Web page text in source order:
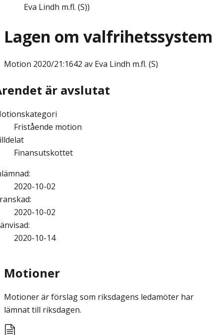
Eva Lindh m.fl. (S))
Lagen om valfrihetssystem
Motion 2020/21:1642 av Eva Lindh m.fl. (S)
är avslutat
Fristående motion
Finansutskottet
:
2020-10-02
:
2020-10-02
:
2020-10-14
Motioner
Motioner är förslag som riksdagens ledamöter har
lämnat till riksdagen.